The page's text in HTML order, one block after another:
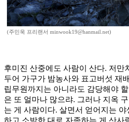
(주민욱 프리랜서 minwook19@hanmail.net)
후미진 산중에도 사람이 산다. 저만
두어 가구가 밤농사와 표고버섯 재
립무원까지는 아니라도 감당해야
은 또 얼마나 많으랴. 그러나 지옥
는 게 사람이다. 살면서 얻어지는